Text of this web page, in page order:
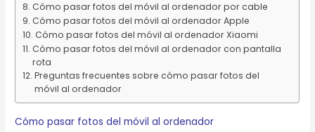
Cómo pasar fotos del móvil al ordenador por cable
Cómo pasar fotos del móvil al ordenador Apple
Cómo pasar fotos del móvil al ordenador Xiaomi
Cómo pasar fotos del móvil al ordenador con pantalla
rota
Preguntas frecuentes sobre cómo pasar fotos del
móvil al ordenador
Cómo pasar fotos del móvil al ordenador